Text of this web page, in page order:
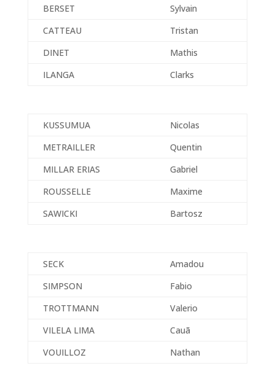
BERSET
Sylvain
CATTEAU
Tristan
DINET
Mathis
ILANGA
Clarks
KUSSUMUA
Nicolas
METRAILLER
Quentin
MILLAR ERIAS
Gabriel
ROUSSELLE
Maxime
SAWICKI
Bartosz
SECK
Amadou
SIMPSON
Fabio
TROTTMANN
Valerio
VILELA LIMA
Cauã
VOUILLOZ
Nathan